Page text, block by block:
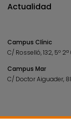
Actualidad
Campus Clínic
C/ Rosselló, 132, 5º
Campus Mar
C/ Doctor Aiguader,